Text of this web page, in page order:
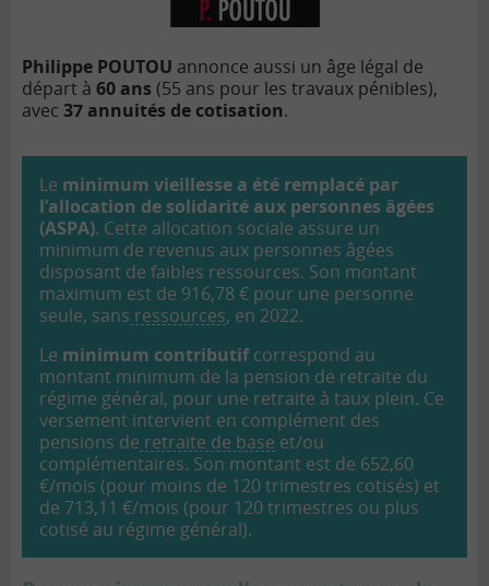
Philippe POUTOU annonce aussi un âge légal de
départ à 60 ans (55 ans pour les travaux pénibles),
avec 37 annuités de cotisation.
Le minimum vieillesse a été remplacé par
l’allocation de solidarité aux personnes âgées
(ASPA). Cette allocation sociale assure un
minimum de revenus aux personnes âgées
disposant de faibles ressources. Son montant
maximum est de 916,78 € pour une personne
seule, sans ressources, en 2022.
Le minimum contributifcorrespond au
montant minimum de la pension de retraite du
régime général, pour une retraite à taux plein. Ce
versement intervient en complément des
pensions de retraite de base et/ou
complémentaires. Son montant est de 652,60
€/mois (pour moins de 120 trimestres cotisés) et
de 713,11 €/mois (pour 120 trimestres ou plus
cotisé au régime général).